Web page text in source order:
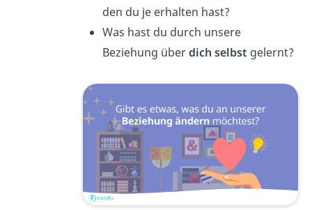
den du je erhalten hast?
Was hast du durch unsere
Beziehung überdich selbst gelernt?